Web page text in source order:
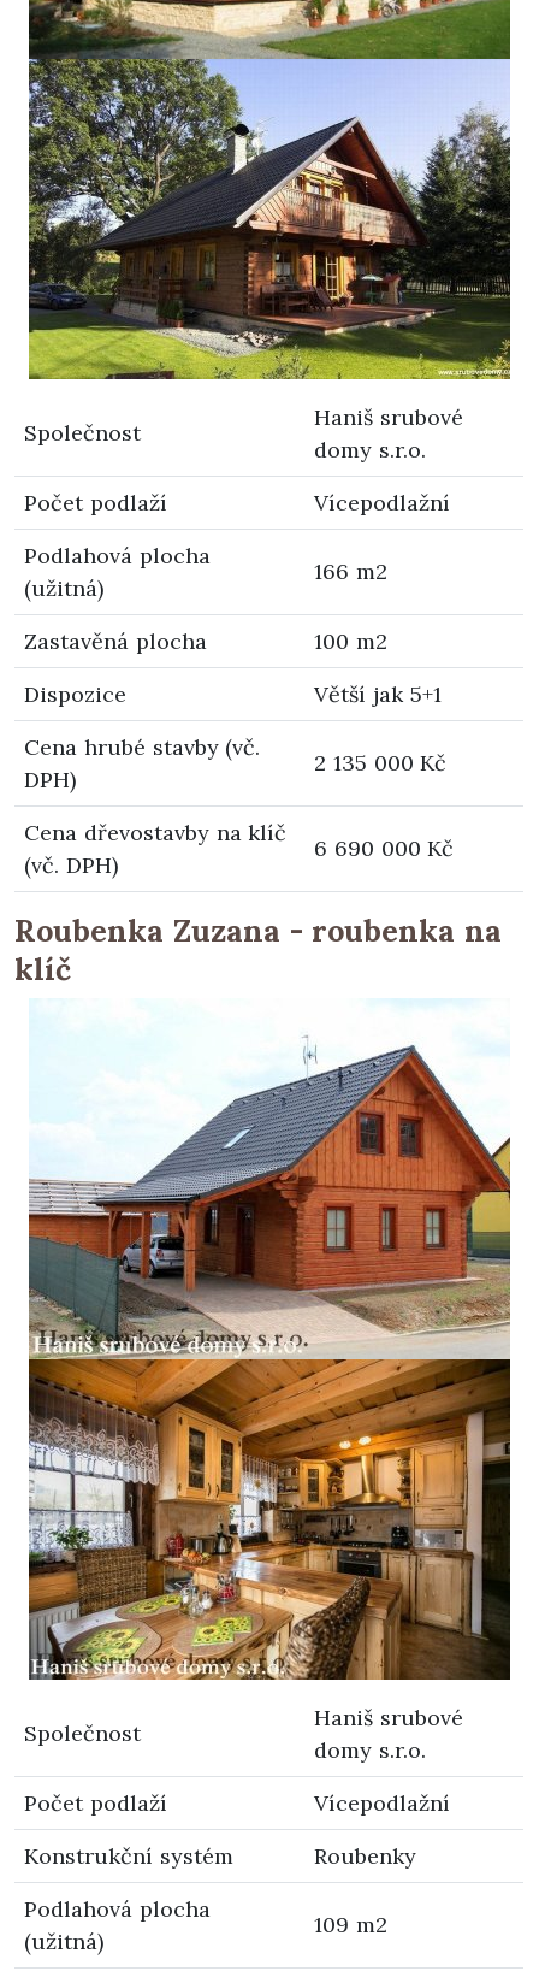
Společnost
Haniš srubové
domy s.r.o.
Počet podlaží
Vícepodlažní
Podlahová plocha
(užitná)
166 m2
Zastavěná plocha
100 m2
Dispozice
Větší jak 5+1
Cena hrubé stavby (vč.
DPH)
2 135 000 Kč
Cena dřevostavby na klíč
(vč. DPH)
6 690 000 Kč
Roubenka Zuzana - roubenka na
klíč
Společnost
Haniš srubové
domy s.r.o.
Počet podlaží
Vícepodlažní
Konstrukční systém
Roubenky
Podlahová plocha
(užitná)
109 m2